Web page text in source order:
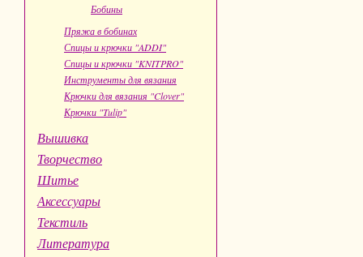
Бобины
Пряжа в бобинах
Спицы и крючки "ADDI"
Спицы и крючки "KNITPRO"
Инструменты для вязания
Крючки для вязания "Clover"
Крючки "Tulip"
Вышивка
Творчество
Шитье
Аксессуары
Текстиль
Литература